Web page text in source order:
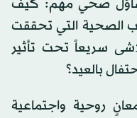
تساؤل صحي مهم: كيف
الصحية التي تحققت
سريعاً تحت تأثير
بالعيد؟
روحية واجتماعية